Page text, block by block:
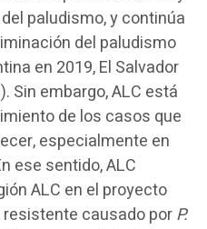
paludismo, y continúa
del paludismo
en 2019, El Salvador
Sin embargo, ALC está
de los casos que
especialmente en
ese sentido, ALC
ALC en el proyecto
causado porP.